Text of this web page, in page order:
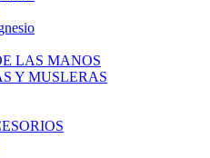
LAS MANOS
Y MUSLERAS